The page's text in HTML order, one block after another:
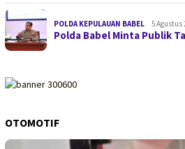
POLDA KEPULAUAN BABEL 5 Agustus
Polda Babel Minta Publik
OTOMOTIF